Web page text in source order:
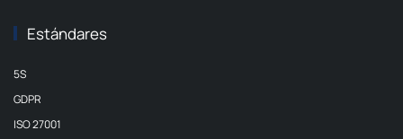
Estándares
5S
GDPR
ISO 27001